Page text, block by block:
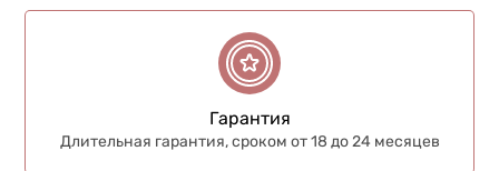
Гарантия
Длительная гарантия, сроком от 18 до 24 месяцев